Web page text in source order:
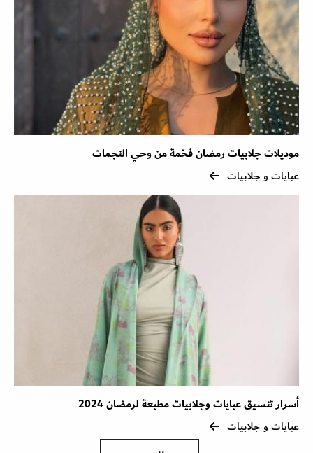
موديلات جلابيات رمضان فخمة من وحي النجمات
عبايات و جلابيات
أسرار تنسيق عبايات وجلابيات مطبعة لرمضان 2024
عبايات و جلابيات